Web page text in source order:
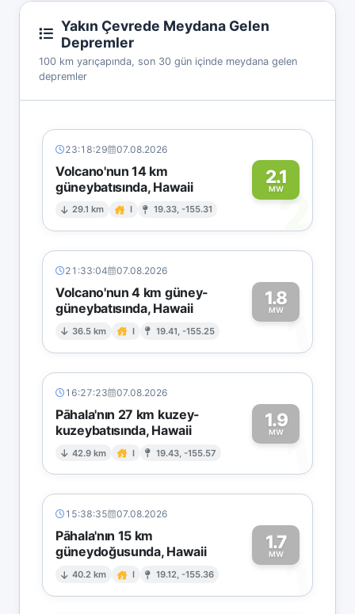
Yakın Çevrede Meydana Gelen
Depremler
100 km yarıçapında, son 30 gün içinde meydana gelen
depremler
23:18:29 07.08.2026
Volcano'nun 14 km
güneybatısında, Hawaii
29.1 km I 19.33, -155.31
2.1
MW2
21:33:04 07.08.2026
Volcano'nun 4 km güney-
güneybatısında, Hawaii
36.5 km I 19.41, -155.25
1.8
MW1
16:27:23 07.08.2026
Pāhala'nın 27 km kuzey-
kuzeybatısında, Hawaii
42.9 km I 19.43, -155.57
1.9
MW1
15:38:35 07.08.2026
Pāhala'nın 15 km
güneydoğusunda, Hawaii
40.2 km I 19.12, -155.36
1.7
MW1